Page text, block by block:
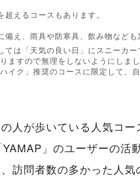
えるコースもあります。
備え、雨具や防寒具、飲み物など
ては「天気の良い日」にスニーカ
ますので無理をしないようにしま
イク」推奨のコースに限定して、
人が歩いている人気コ
」のユーザーの活
訪問者数の多かった人気